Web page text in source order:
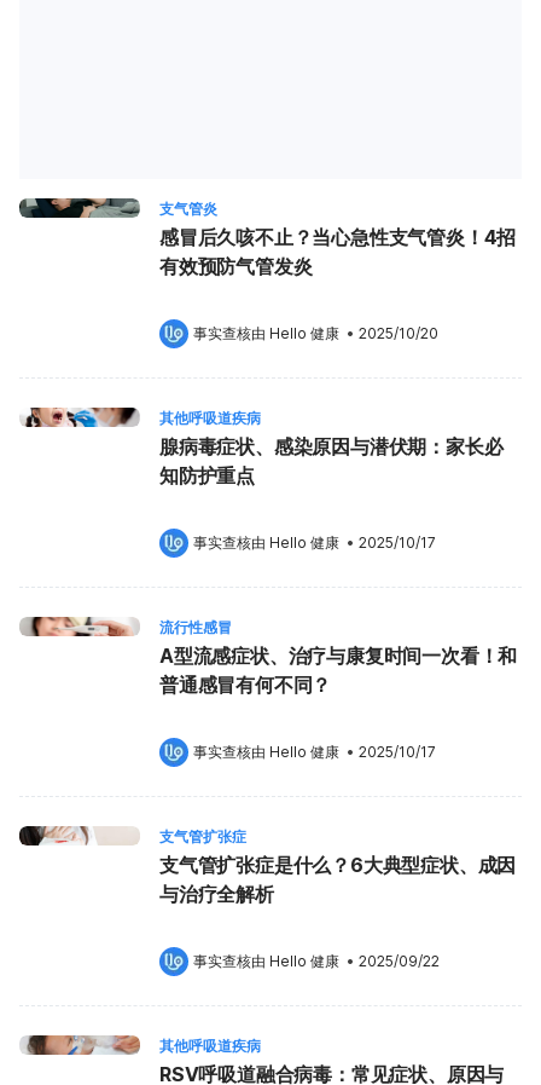
支气管炎
感冒后久咳不止？当心急性支气管炎！4招
有效预防气管发炎
事实查核由 Hello 健康 • 2025/10/20
其他呼吸道疾病
腺病毒症状、感染原因与潜伏期：家长必
知防护重点
事实查核由 Hello 健康 • 2025/10/17
流行性感冒
A型流感症状、治疗与康复时间一次看！和
普通感冒有何不同？
事实查核由 Hello 健康 • 2025/10/17
支气管扩张症
支气管扩张症是什么？6大典型症状、成因
与治疗全解析
事实查核由 Hello 健康 • 2025/09/22
其他呼吸道疾病
RSV呼吸道融合病毒：常见症状、原因与